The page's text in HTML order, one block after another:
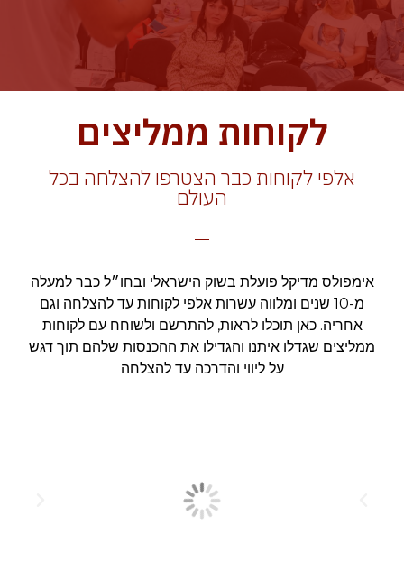
לקוחות ממליצים
אלפי לקוחות כבר הצטרפו להצלחה בכל
העולם
אימפולס מדיקל פועלת בשוק הישראלי ובחו״ל כבר למעלה
מ-10 שנים ומלווה עשרות אלפי לקוחות עד להצלחה וגם
אחריה. כאן תוכלו לראות, להתרשם ולשוחח עם לקוחות
ממליצים שגדלו איתנו והגדילו את ההכנסות שלהם תוך דגש
על ליווי והדרכה עד להצלחה